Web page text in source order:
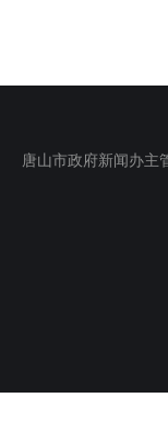
唐山市政府新闻办